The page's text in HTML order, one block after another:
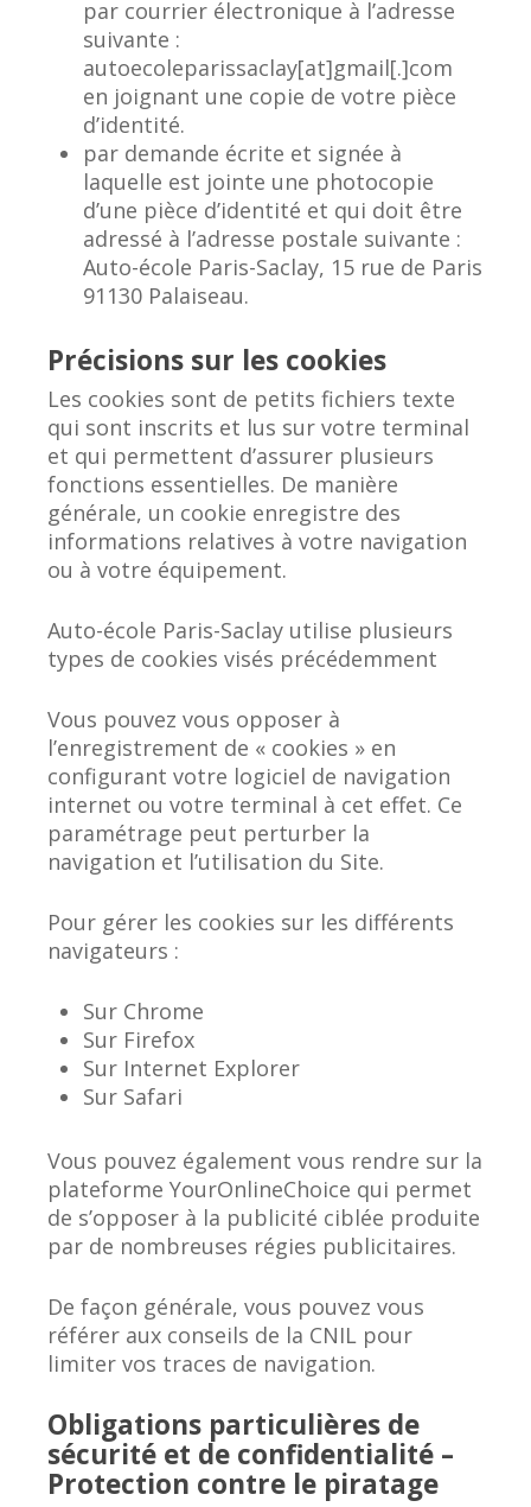
par courrier électronique à l’adresse
suivante :
autoecoleparissaclay[at]gmail[.]com
en joignant une copie de votre pièce
d’identité.
par demande écrite et signée à
laquelle est jointe une photocopie
d’une pièce d’identité et qui doit être
adressé à l’adresse postale suivante :
Auto-école Paris-Saclay, 15 rue de Paris
91130 Palaiseau.
Précisions sur les cookies
Les cookies sont de petits fichiers texte
qui sont inscrits et lus sur votre terminal
et qui permettent d’assurer plusieurs
fonctions essentielles. De manière
générale, un cookie enregistre des
informations relatives à votre navigation
ou à votre équipement.
Auto-école Paris-Saclay utilise plusieurs
types de cookies visés précédemment
Vous pouvez vous opposer à
l’enregistrement de « cookies » en
configurant votre logiciel de navigation
internet ou votre terminal à cet effet. Ce
paramétrage peut perturber la
navigation et l’utilisation du Site.
Pour gérer les cookies sur les différents
navigateurs :
Sur Chrome
Sur Firefox
Sur Internet Explorer
Sur Safari
Vous pouvez également vous rendre sur la
plateforme YourOnlineChoice qui permet
de s’opposer à la publicité ciblée produite
par de nombreuses régies publicitaires.
De façon générale, vous pouvez vous
référer aux conseils de la CNIL pour
limiter vos traces de navigation.
Obligations particulières de
sécurité et de confidentialité –
Protection contre le piratage